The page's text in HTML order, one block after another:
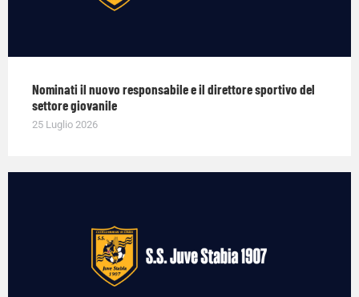
Nominati il nuovo responsabile e il direttore sportivo del
settore giovanile
25 Luglio 2026